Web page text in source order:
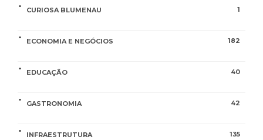
CURIOSA BLUMENAU 1
ECONOMIA E NEGÓCIOS 182
EDUCAÇÃO 40
GASTRONOMIA 42
INFRAESTRUTURA 135